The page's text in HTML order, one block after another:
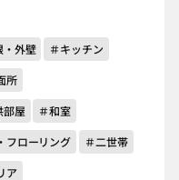
・外壁
＃キッチン
所
部屋
＃和室
フローリング
＃二世帯
ア